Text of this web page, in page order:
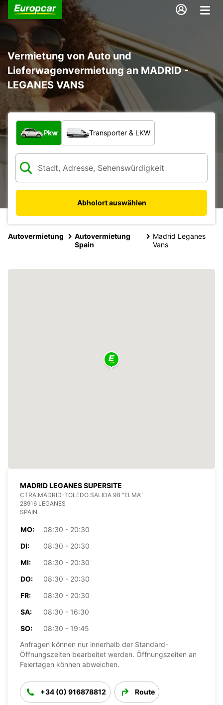
Vermietung von Auto und
Lieferwagenvermietung an MADRID -
LEGANES VANS
Welche Art von Fahrzeug?
Pkw Transporter & LKW
Abholort auswählen
Autovermietung
Autovermietung
Spain
Madrid Leganes
Vans
MADRID LEGANES SUPERSITE
CTRA.MADRID-TOLEDO SALIDA 9B "ELMA"
28916 LEGANES
SPAIN
MO:
08:30 - 20:30
DI:
08:30 - 20:30
MI:
08:30 - 20:30
DO:
08:30 - 20:30
FR:
08:30 - 20:30
SA:
08:30 - 16:30
SO:
08:30 - 19:45
Anfragen können nur innerhalb der Standard-
Öffnungszeiten bearbeitet werden. Öffnungszeiten an
Feiertagen können abweichen.
+34 (0) 916878812 Route